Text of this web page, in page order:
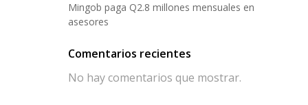
Mingob paga Q2.8 millones mensuales en
asesores
Comentarios recientes
No hay comentarios que mostrar.